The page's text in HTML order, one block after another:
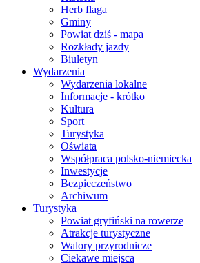
Herb flaga
Gminy
Powiat dziś - mapa
Rozkłady jazdy
Biuletyn
Wydarzenia
Wydarzenia lokalne
Informacje - krótko
Kultura
Sport
Turystyka
Oświata
Współpraca polsko-niemiecka
Inwestycje
Bezpieczeństwo
Archiwum
Turystyka
Powiat gryfiński na rowerze
Atrakcje turystyczne
Walory przyrodnicze
Ciekawe miejsca